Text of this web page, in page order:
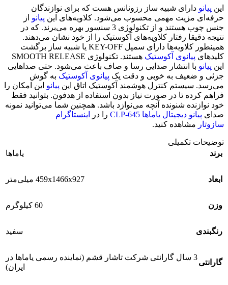
این پیانو دارای شبیه ساز رزونانس هست که برای نوازندگان
حرفه‌ای مزیت مهمی محسوب می‌شود. کلاویه‌های این پیانو از
جنس چوب هستند و از تکنولوژی 3 سنسور بهره می‌برند. که در
نتیجه دقیقا رفتار کلاویه‌های آکوستیک را از خود نشان می‌دهند.
همینطور کلاویه‌ها دارای سمپل KEY-OFF یا شبیه ساز برگشت
کلیدهای پیانوی آکوستیک
هستند. تکنولوژی SMOOTH RELEASE
این پیانو با انتشار صدایی رسا و صاف باعث می‌شود. حتی صداهایی
جزئی و ضعیف به خوبی و دقت یک پیانوی آکوستیک به گوش
می‌رسد. سیستم کنترل هوشمند آکوستیک اتاق این پیانو این امکان را
فراهم کرده تا در صورت نیاز بدون استفاده از هدفون. بتوانید فقط
خود نوازنده شنونده آنچه می‌نوازد باشد. همچنین شما می‌توانید نمونه
صدای پیانو دیجیتال یاماها CLP-645 را در
اینستاگرام
سازوتار مشاهده کنید.
توضیحات تکمیلی
برند
یاماها
ابعاد 459x1466x927 میلی‌متر
وزن 60 کیلوگرم
رنگبندی سفید
گارانتی
3 سال گارانتی شرکت تاشار قشم (نماینده رسمی یاماها در
ایران)